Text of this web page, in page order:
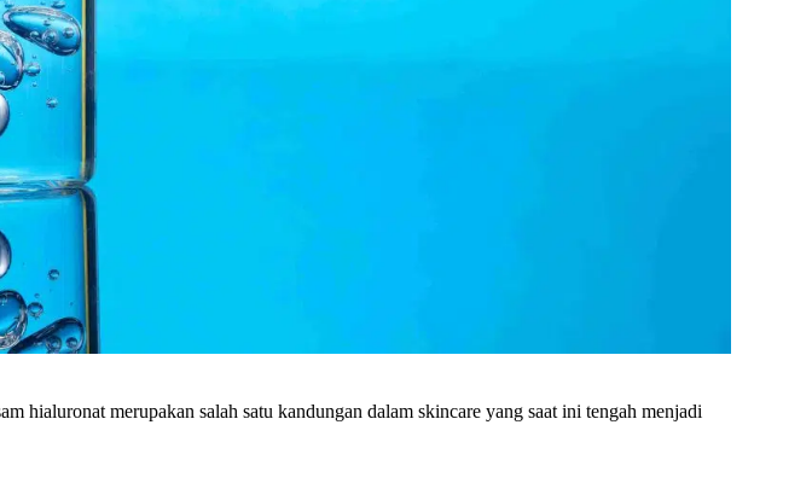
hialuronat merupakan salah satu kandungan dalam skincare yang saat ini tengah menjadi